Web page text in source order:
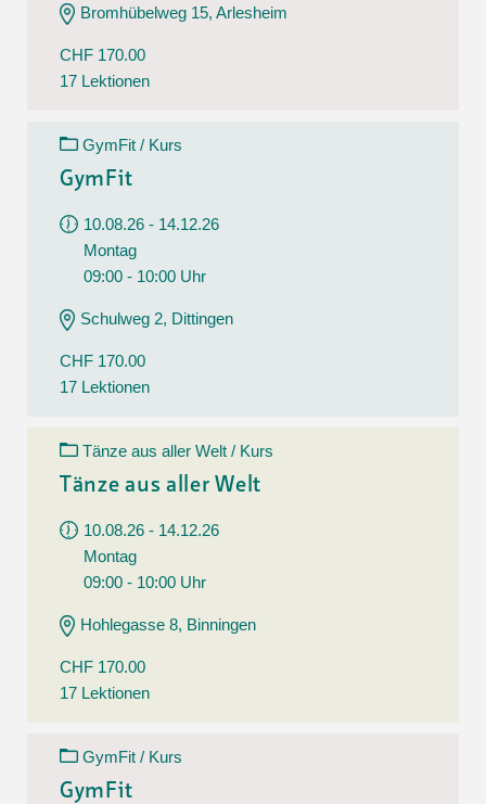
Bromhübelweg 15, Arlesheim
CHF 170.00
17 Lektionen
GymFit / Kurs
GymFit
10.08.26 - 14.12.26
Montag
09:00 - 10:00 Uhr
Schulweg 2, Dittingen
CHF 170.00
17 Lektionen
Tänze aus aller Welt / Kurs
Tänze aus aller Welt
10.08.26 - 14.12.26
Montag
09:00 - 10:00 Uhr
Hohlegasse 8, Binningen
CHF 170.00
17 Lektionen
GymFit / Kurs
GymFit